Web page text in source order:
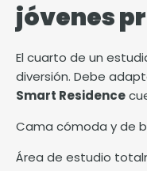
jóvenes
El cuarto de un
diversión. Debe
Smart Residence
Cama cómoda y de
Área de estudio